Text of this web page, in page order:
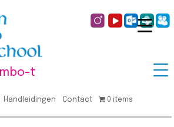
t
Handleidingen Contact 0 items